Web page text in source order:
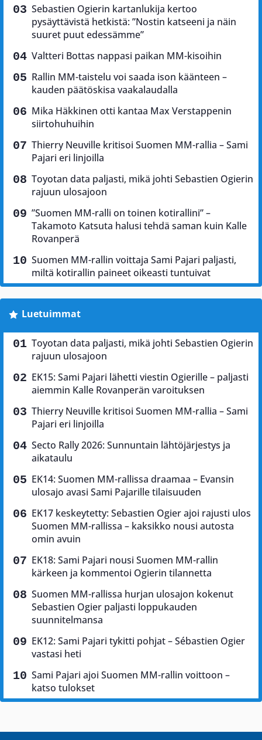
Sebastien Ogierin kartanlukija kertoo
pysäyttävistä hetkistä: ”Nostin katseeni ja näin
suuret puut edessämme”
Valtteri Bottas nappasi paikan MM-kisoihin
Rallin MM-taistelu voi saada ison käänteen –
kauden päätöskisa vaakalaudalla
Mika Häkkinen otti kantaa Max Verstappenin
siirtohuhuihin
Thierry Neuville kritisoi Suomen MM-rallia – Sami
Pajari eri linjoilla
Toyotan data paljasti, mikä johti Sebastien Ogierin
rajuun ulosajoon
”Suomen MM-ralli on toinen kotirallini” –
Takamoto Katsuta halusi tehdä saman kuin Kalle
Rovanperä
Suomen MM-rallin voittaja Sami Pajari paljasti,
miltä kotirallin paineet oikeasti tuntuivat
Luetuimmat
Toyotan data paljasti, mikä johti Sebastien Ogierin
rajuun ulosajoon
EK15: Sami Pajari lähetti viestin Ogierille – paljasti
aiemmin Kalle Rovanperän varoituksen
Thierry Neuville kritisoi Suomen MM-rallia – Sami
Pajari eri linjoilla
Secto Rally 2026: Sunnuntain lähtöjärjestys ja
aikataulu
EK14: Suomen MM-rallissa draamaa – Evansin
ulosajo avasi Sami Pajarille tilaisuuden
EK17 keskeytetty: Sebastien Ogier ajoi rajusti ulos
Suomen MM-rallissa – kaksikko nousi autosta
omin avuin
EK18: Sami Pajari nousi Suomen MM-rallin
kärkeen ja kommentoi Ogierin tilannetta
Suomen MM-rallissa hurjan ulosajon kokenut
Sebastien Ogier paljasti loppukauden
suunnitelmansa
EK12: Sami Pajari tykitti pohjat – Sébastien Ogier
vastasi heti
Sami Pajari ajoi Suomen MM-rallin voittoon –
katso tulokset